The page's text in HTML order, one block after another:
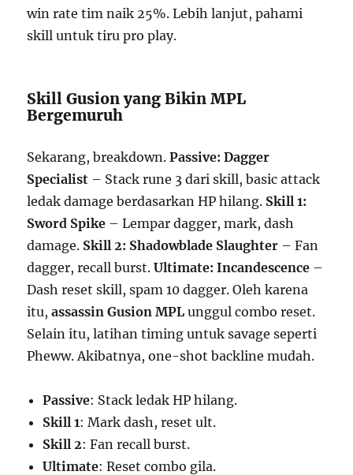
win rate tim naik 25%. Lebih lanjut, pahami
skill untuk tiru pro play.
Skill Gusion yang Bikin MPL
Bergemuruh
Sekarang, breakdown.Passive: Dagger
Specialist – Stack rune 3 dari skill, basic attack
ledak damage berdasarkan HP hilang. Skill 1:
Sword Spike – Lempar dagger, mark, dash
damage. Skill 2: Shadowblade Slaughter – Fan
dagger, recall burst.Ultimate: Incandescence –
Dash reset skill, spam 10 dagger. Oleh karena
itu,assassin Gusion MPL unggul combo reset.
Selain itu, latihan timing untuk savage seperti
Pheww. Akibatnya, one-shot backline mudah.
Passive: Stack ledak HP hilang.
Skill 1: Mark dash, reset ult.
Skill 2: Fan recall burst.
Ultimate: Reset combo gila.